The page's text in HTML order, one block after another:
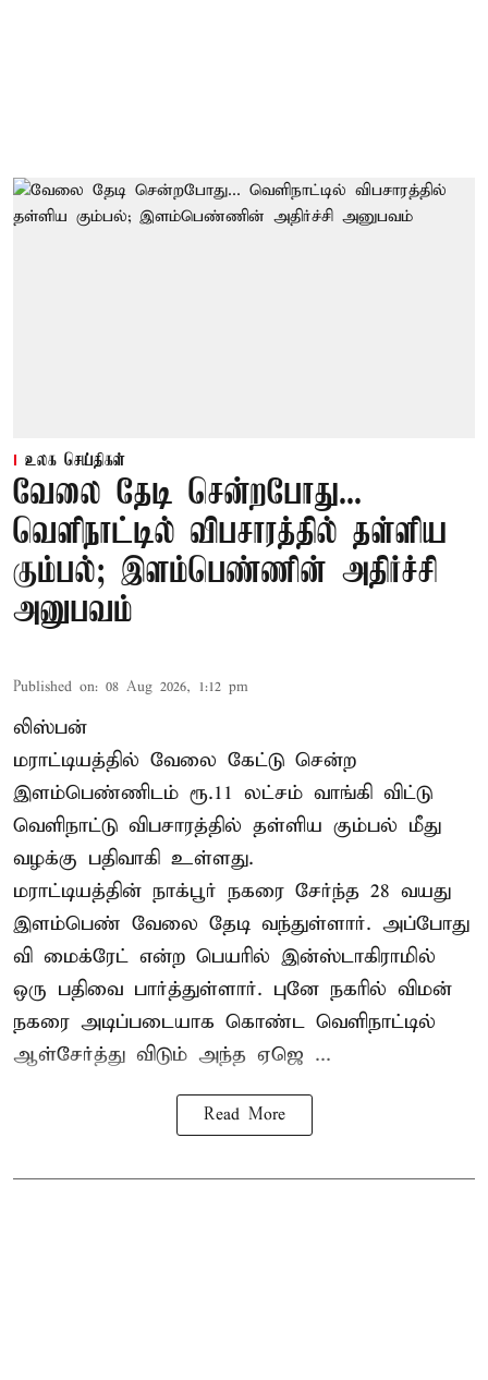
உலக செய்திகள்
வேலை தேடி சென்றபோது...
வெளிநாட்டில் விபசாரத்தில் தள்ளிய
கும்பல்; இளம்பெண்ணின் அதிர்ச்சி
அனுபவம்
Published on: 08 Aug 2026, 1:12 pm
லிஸ்பன்
மராட்டியத்தில் வேலை கேட்டு சென்ற
இளம்பெண்ணிடம் ரூ.11 லட்சம் வாங்கி விட்டு
வெளிநாட்டு விபசாரத்தில் தள்ளிய கும்பல் மீது
வழக்கு பதிவாகி உள்ளது.
மராட்டியத்தின் நாக்பூர் நகரை சேர்ந்த 28 வயது
இளம்பெண் வேலை தேடி வந்துள்ளார். அப்போது
வி மைக்ரேட் என்ற பெயரில் இன்ஸ்டாகிராமில்
ஒரு பதிவை பார்த்துள்ளார். புனே நகரில் விமன்
நகரை அடிப்படையாக கொண்ட வெளிநாட்டில்
ஆள்சேர்த்து விடும் அந்த ஏஜெ ...
Read More